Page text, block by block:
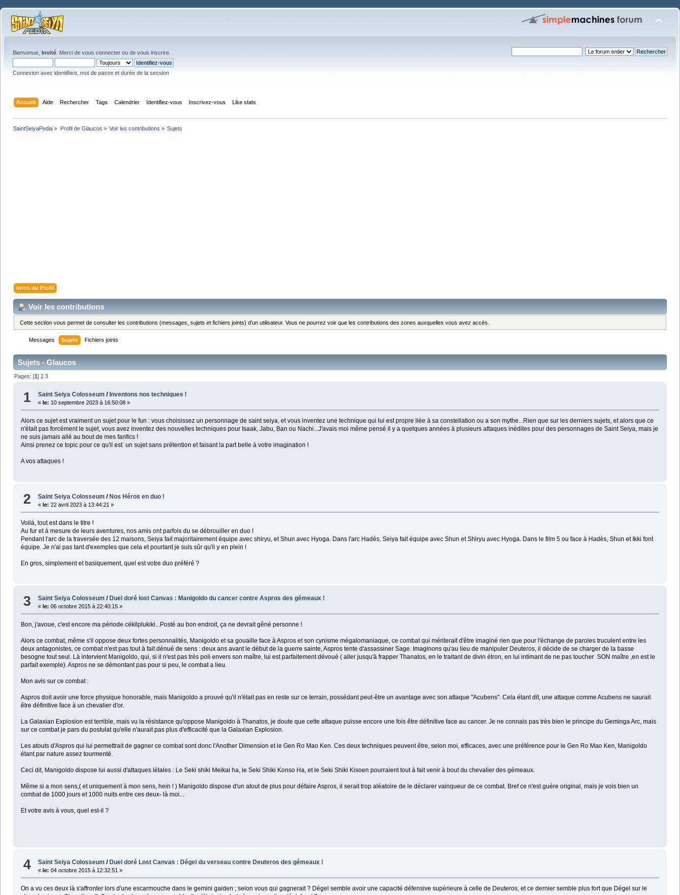
Bienvenue, Invité . Merci de vous connecter ou de vous inscrire
Connexion avec identifiant, mot de passe et durée de la session
Accueil Aide Rechercher Tags Calendrier Identifiez-vous Inscrivez-vous Like stats
SaintSeiyaPedia » Profil de Glaucos » Voir les contributions » Sujets
Infos du Profil
Voir les contributions
Cette section vous permet de consulter les contributions (messages, sujets et fichiers joints) d'un utilisateur. Vous ne pourrez voir que les contributions des zones auxquelles vous avez accès.
Messages Sujets Fichiers joints
Sujets - Glaucos
Pages: [1]2 3
1 Saint Seiya Colosseum / Inventons nos techniques !
«le: 10 septembre 2023 à 16:50:08 »
Alors ce sujet est vraiment un sujet pour le fun : vous choisissez un personnage de saint seiya, et vous inventez une technique qui lui est propre liée à sa constellation ou a son mythe...Rien que sur les derniers sujets, et alors que ce
n'était pas forcément le sujet, vous avez inventez des nouvelles techniques pour Isaak, Jabu, Ban ou Nachi...J'avais moi même pensé il y a quelques années à plusieurs attaques inédites pour des personnages de Saint Seiya, mais je
ne suis jamais allé au bout de mes fanfics !
Ainsi prenez ce topic pour ce qu'il est un sujet sans prétention et faisant la part belle à votre imagination !
A vos attaques !
2 Saint Seiya Colosseum /Nos Héros en duo !
«le: 22 avril 2023 à 13:44:21 »
Voilà, tout est dans le titre !
Au fur et à mesure de leurs aventures, nos amis ont parfois du se débrouiller en duo !
Pendant l'arc de la traversée des 12 maisons, Seiya fait majoritairement équipe avec shiryu, et Shun avec Hyoga. Dans l'arc Hadès, Seiya fait équipe avec Shun et Shiryu avec Hyoga. Dans le film 5 ou face à Hadès, Shun et Ikki font
équipe. Je n'ai pas tant d'exemples que cela et pourtant je suis sûr qu'il y en plein !
En gros, simplement et basiquement, quel est votre duo préféré ?
3 Saint Seiya Colosseum / Duel doré lost Canvas : Manigoldo du cancer contre Aspros des gémeaux !
«le: 06 octobre 2015 à 22:40:15 »
Bon, j'avoue, c'est encore ma période cékilplukiki...Posté au bon endroit, ça ne devrait gêné personne !
Alors ce combat, même s'il oppose deux fortes personnalités, Manigoldo et sa gouaille face à Aspros et son cynisme mégalomaniaque, ce combat qui mériterait d'être imaginé rien que pour l'échange de paroles truculent entre les
deux antagonistes, ce combat n'est pas tout à fait dénué de sens : deux ans avant le début de la guerre sainte, Aspros tente d'assassiner Sage. Imaginons qu'au lieu de manipuler Deuteros, il décide de se charger de la basse
besogne tout seul. Là intervient Manigoldo, qui, si il n'est pas très poli envers son maître, lui est parfaitement dévoué ( aller jusqu'à frapper Thanatos, en le traitant de divin étron, en lui intimant de ne pas toucher SON maître ,en est le
parfait exemple). Aspros ne se démontant pas pour si peu, le combat a lieu.
Mon avis sur ce combat :
Aspros doit avoir une force physique honorable, mais Manigoldo a prouvé qu'il n'était pas en reste sur ce terrain, possédant peut-être un avantage avec son attaque "Acubens". Cela étant dit, une attaque comme Acubens ne saurait
être définitive face à un chevalier d'or.
La Galaxian Explosion est terrible, mais vu la résistance qu'oppose Manigoldo à Thanatos, je doute que cette attaque puisse encore une fois être définitive face au cancer. Je ne connais pas très bien le principe du Geminga Arc, mais
sur ce combat je pars du postulat qu'elle n'aurait pas plus d'efficacité que la Galaxian Explosion.
Les atouts d'Aspros qui lui permettrait de gagner ce combat sont donc l'Another Dimension et le Gen Ro Mao Ken. Ces deux techniques peuvent être, selon moi, efficaces, avec une préférence pour le Gen Ro Mao Ken, Manigoldo
étant par nature assez tourmenté.
Ceci dit, Manigoldo dispose lui aussi d'attaques létales : Le Seki shiki Meikai ha, le Seki Shiki Konso Ha, et le Seki Shiki Kisoen pourraient tout à fait venir à bout du chevalier des gémeaux.
Même si a mon sens,( et uniquement à mon sens, hein ! ) Manigoldo dispose d'un atout de plus pour défaire Aspros, il serait trop aléatoire de le déclarer vainqueur de ce combat. Bref ce n'est guère original, mais je vois bien un
combat de 1000 jours et 1000 nuits entre ces deux- là moi...
Et votre avis à vous, quel est-il ?
4 Saint Seiya Colosseum /Duel doré Lost Canvas : Dégel du verseau contre Deuteros des gémeaux !
«le: 04 octobre 2015 à 12:32:51 »
On a vu ces deux là s'affronter lors d'une escarmouche dans le gemini gaiden ; selon vous qui gagnerait ? Dégel semble avoir une capacité défensive supérieure à celle de Deuteros, et ce dernier semble plus fort que Dégel sur le